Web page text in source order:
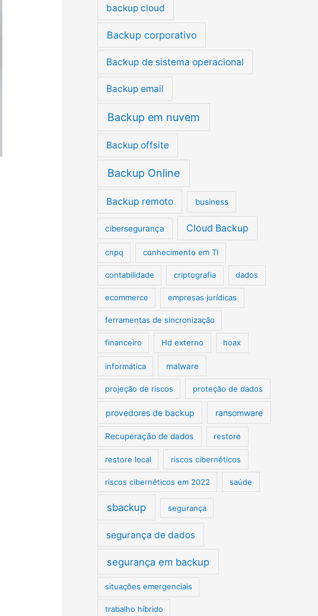
o
backup cloud
Backup corporativo
Backup de sistema operacional
Backup email
Backup em nuvem
Backup offsite
Backup Online
Backup remoto business
cibersegurança Cloud Backup
cnpq conhecimento em TI
contabilidade criptografia dados
ecommerce empresas jurídicas
ferramentas de sincronização
financeiro Hd externo hoax
informática malware
projeção de riscos proteção de dados
provedores de backup ransomware
Recuperação de dados restore
restore local riscos cibernéticos
riscos cibernéticos em 2022 saúde
sbackup segurança
segurança de dados
segurança em backup
situações emergenciais
trabalho híbrido